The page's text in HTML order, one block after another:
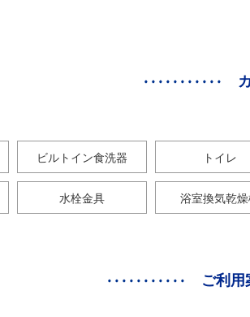
ビルトイン食洗器 トイレ
水栓金具 浴室換気乾燥
ご利用